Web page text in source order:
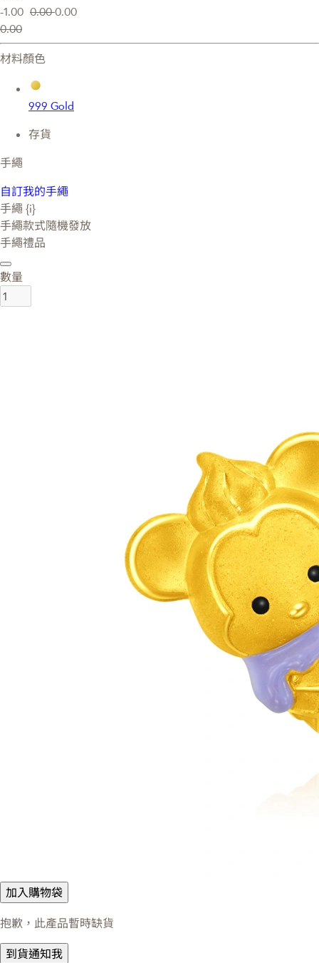
-1.00 0.000.00
0.00
材料顏色
999 Gold
存貨
手繩
自訂我的手繩
手繩 {i}
手繩款式隨機發放
手繩禮品
數量
加入購物袋
抱歉，此產品暫時缺貨
到貨通知我